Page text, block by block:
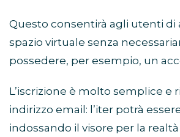
Questo consentirà agli utenti di
spazio virtuale senza
possedere, per esempio, un
L’iscrizione è molto semplice e
indirizzo email: l’iter potrà
indossando il visore per la